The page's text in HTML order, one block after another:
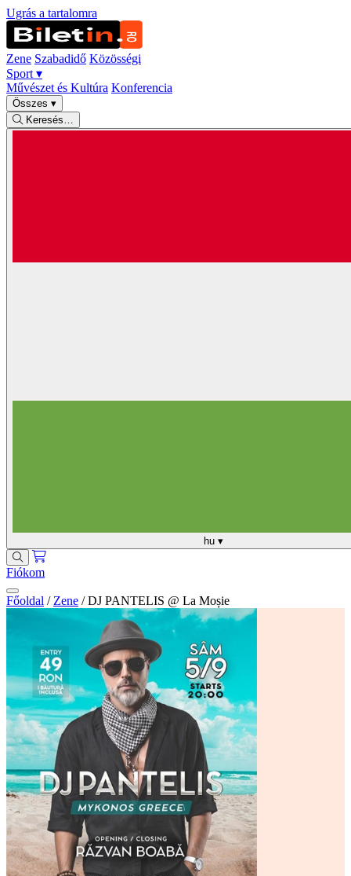
Ugrás a tartalomra
Zene Szabadidő Közösségi
Sport ▾
Művészet és Kultúra Konferencia
Összes ▾
Keresés…
hu ▾
Fiókom
Főoldal / Zene / DJ PANTELIS @ La Moșie